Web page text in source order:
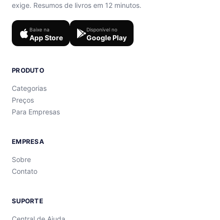
exige. Resumos de livros em 12 minutos.
Baixe na
App Store
Disponível no
Google Play
PRODUTO
Categorias
Preços
Para Empresas
EMPRESA
Sobre
Contato
SUPORTE